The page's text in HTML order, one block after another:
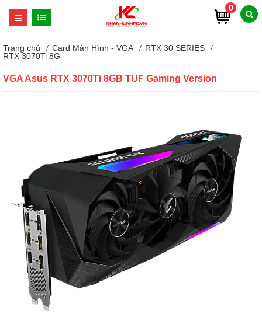
0
Trang chủ Card Màn Hình - VGA
RTX 30 SERIES
RTX 3070Ti 8G
VGA Asus RTX 3070Ti 8GB TUF Gaming Version